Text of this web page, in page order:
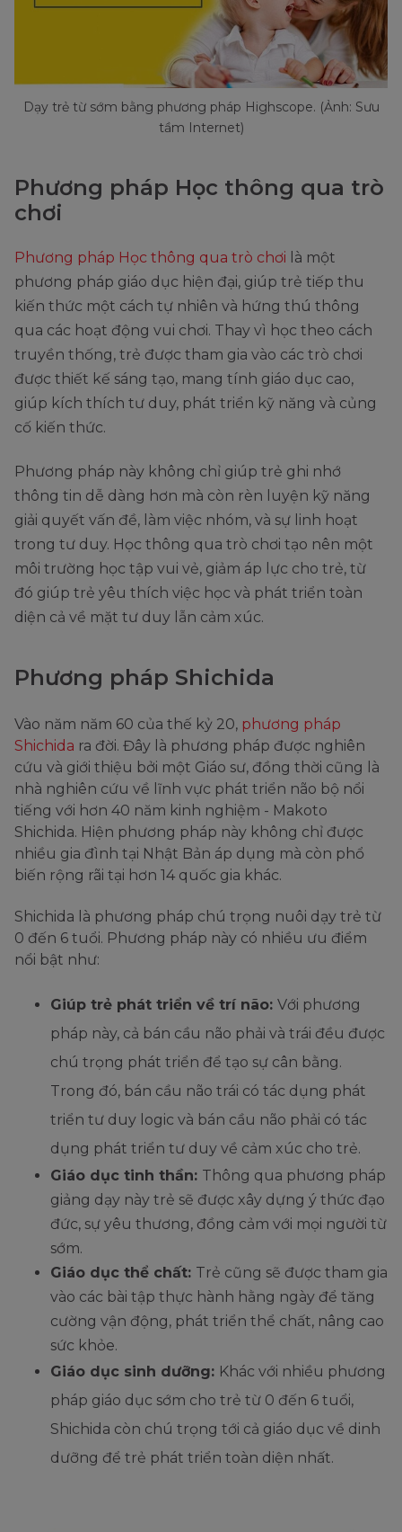
Dạy trẻ từ sớm bằng phương pháp Highscope. (Ảnh: Sưu
tầm Internet)
Phương pháp Học thông qua trò
chơi
Phương pháp Học thông qua trò chơi là một
phương pháp giáo dục hiện đại, giúp trẻ tiếp thu
kiến thức một cách tự nhiên và hứng thú thông
qua các hoạt động vui chơi. Thay vì học theo cách
truyền thống, trẻ được tham gia vào các trò chơi
được thiết kế sáng tạo, mang tính giáo dục cao,
giúp kích thích tư duy, phát triển kỹ năng và củng
cố kiến thức.
Phương pháp này không chỉ giúp trẻ ghi nhớ
thông tin dễ dàng hơn mà còn rèn luyện kỹ năng
giải quyết vấn đề, làm việc nhóm, và sự linh hoạt
trong tư duy. Học thông qua trò chơi tạo nên một
môi trường học tập vui vẻ, giảm áp lực cho trẻ, từ
đó giúp trẻ yêu thích việc học và phát triển toàn
diện cả về mặt tư duy lẫn cảm xúc.
Phương pháp Shichida
Vào năm năm 60 của thế kỷ 20, phương pháp
Shichida ra đời. Đây là phương pháp được nghiên
cứu và giới thiệu bởi một Giáo sư, đồng thời cũng là
nhà nghiên cứu về lĩnh vực phát triển não bộ nổi
tiếng với hơn 40 năm kinh nghiệm - Makoto
Shichida. Hiện phương pháp này không chỉ được
nhiều gia đình tại Nhật Bản áp dụng mà còn phổ
biến rộng rãi tại hơn 14 quốc gia khác.
Shichida là phương pháp chú trọng nuôi dạy trẻ từ
0 đến 6 tuổi. Phương pháp này có nhiều ưu điểm
nổi bật như:
Giúp trẻ phát triển về trí não: Với phương
pháp này, cả bán cầu não phải và trái đều được
chú trọng phát triển để tạo sự cân bằng.
Trong đó, bán cầu não trái có tác dụng phát
triển tư duy logic và bán cầu não phải có tác
dụng phát triển tư duy về cảm xúc cho trẻ.
Giáo dục tinh thần: Thông qua phương pháp
giảng dạy này trẻ sẽ được xây dựng ý thức đạo
đức, sự yêu thương, đồng cảm với mọi người từ
sớm.
Giáo dục thể chất: Trẻ cũng sẽ được tham gia
vào các bài tập thực hành hằng ngày để tăng
cường vận động, phát triển thể chất, nâng cao
sức khỏe.
Giáo dục sinh dưỡng: Khác với nhiều phương
pháp giáo dục sớm cho trẻ từ 0 đến 6 tuổi,
Shichida còn chú trọng tới cả giáo dục về dinh
dưỡng để trẻ phát triển toàn diện nhất.